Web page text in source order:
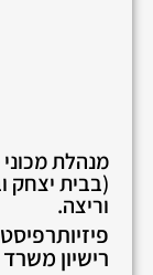
(בבית יצחק
וריצה.
רישיון משרד